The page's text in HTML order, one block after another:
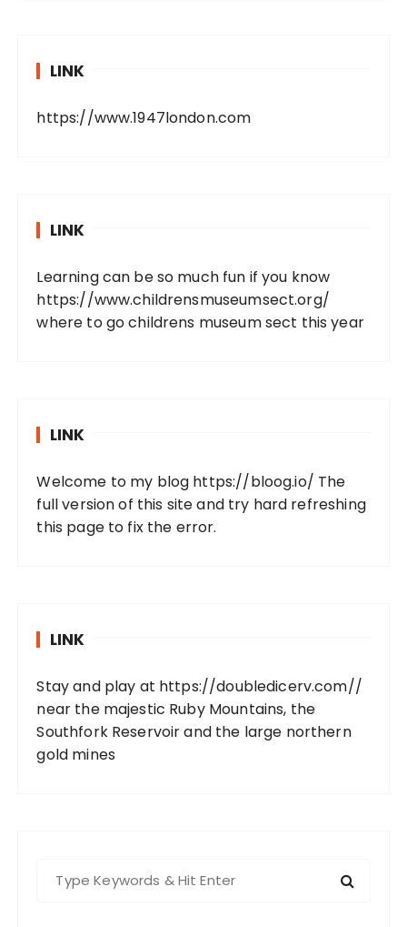
LINK
https://www.1947london.com
LINK
Learning can be so much fun if you know
https://www.childrensmuseumsect.org/
where to go childrens museum sect this year
LINK
Welcome to my blog https://bloog.io/ The
full version of this site and try hard refreshing
this page to fix the error.
LINK
Stay and play at https://doubledicerv.com//
near the majestic Ruby Mountains, the
Southfork Reservoir and the large northern
gold mines